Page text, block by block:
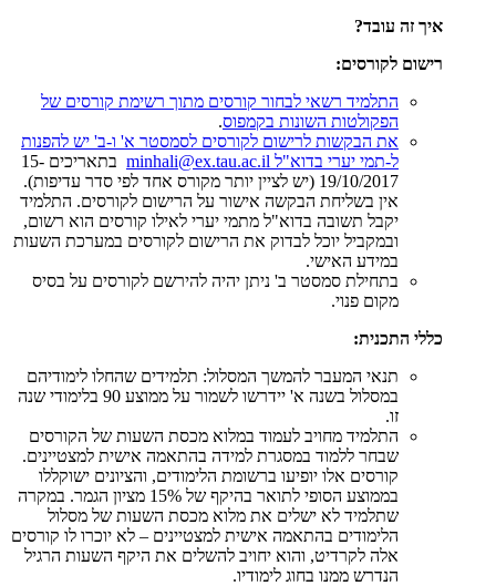
איך זה עובד?
רישום לקורסים:
התלמיד רשאי לבחור קורסים מתוך רשימת קורסים של
הפקולטות השונות בקמפוס.
את הבקשות לרישום לקורסים לסמסטר א' ו-ב' יש להפנות
ל-תמי יערי בדוא"ל minhali@ex.tau.ac.il
בתאריכים 15-
19/10/2017 (יש לציין יותר מקורס אחד לפי סדר עדיפות).
אין בשליחת הבקשה אישור על הרישום לקורסים. התלמיד
יקבל תשובה בדוא"ל מתמי יערי לאילו קורסים הוא רשום,
ובמקביל יוכל לבדוק את הרישום לקורסים במערכת השעות
במידע האישי.
בתחילת סמסטר ב' ניתן יהיה להירשם לקורסים על בסיס
מקום פנוי.
כללי התכנית:
תנאי המעבר להמשך המסלול: תלמידים שהחלו לימודיהם
במסלול בשנה א' יידרשו לשמור על ממוצע 90 בלימודי שנה
זו.
התלמיד מחויב לעמוד במלוא מכסת השעות של הקורסים
שבחר ללמוד במסגרת למידה בהתאמה אישית למצטיינים.
קורסים אלו יופיעו ברשומת הלימודים, והציונים ישוקללו
בממוצע הסופי לתואר בהיקף של 15% מציון הגמר. במקרה
שתלמיד לא ישלים את מלוא מכסת השעות של מסלול
הלימודים בהתאמה אישית למצטיינים – לא יוכרו לו קורסים
אלה לקרדיט, והוא יחויב להשלים את היקף השעות הרגיל
הנדרש ממנו בחוג לימודיו.